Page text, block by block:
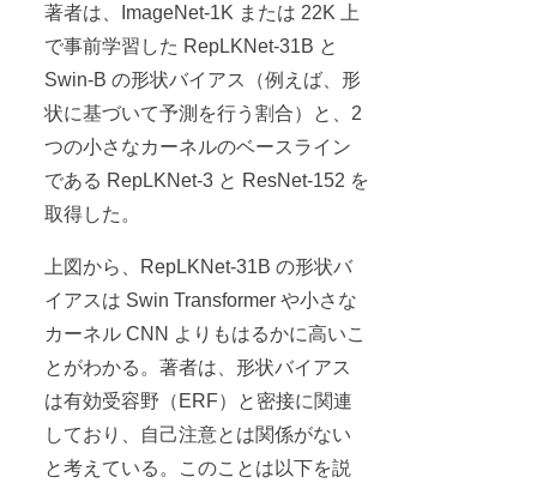
著者は、ImageNet-1K または 22K 上
で事前学習した RepLKNet-31B と
Swin-B の形状バイアス（例えば、形
状に基づいて予測を行う割合）と、2
つの小さなカーネルのベースライン
である RepLKNet-3 と ResNet-152 を
取得した。
上図から、RepLKNet-31B の形状バ
イアスは Swin Transformer や小さな
カーネル CNN よりもはるかに高いこ
とがわかる。著者は、形状バイアス
は有効受容野（ERF）と密接に関連
しており、自己注意とは関係がない
と考えている。このことは以下を説